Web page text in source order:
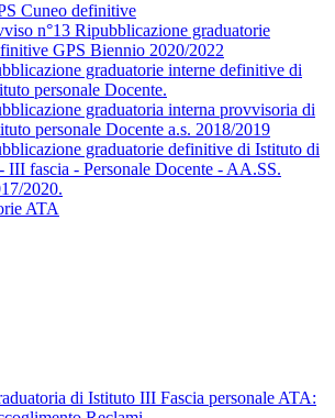
Cuneo definitive
n°13 Ripubblicazione graduatorie
GPS Biennio 2020/2022
graduatorie interne definitive di
personale Docente.
graduatoria interna provvisoria di
personale Docente a.s. 2018/2019
graduatorie definitive di Istituto di
III fascia - Personale Docente - AA.SS.
2020.
ATA
di Istituto III Fascia personale ATA: